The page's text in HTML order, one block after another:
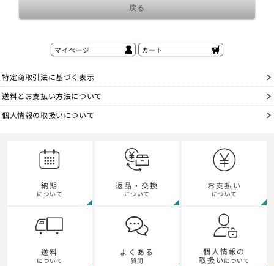
マイページ カート
特定商取引法に基づく表示
送料とお支払い方法について
個人情報の取扱いについて
納期
について
返品・交換
について
お支払い
について
送料
について
よくある
質問
個人情報の
取扱い について